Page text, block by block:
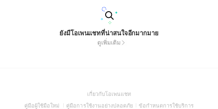
ยังมีโอเพนแชทที่น่าสนใจอีกมากมาย
ดูเพิ่มเติม
เกี่ยวกับโอเพนแชท(Open
in
คู่มือผู้ใช้มือใหม่ (Open
คู่มือการใช้งานอย่างปลอดภัย(Open
ข้อกำหนดการใช้บริการ(Open